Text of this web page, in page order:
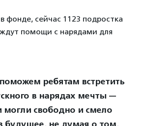
фонде, сейчас 1123 подростка
помощи с нарядами для
ребятам встретить
в нарядах мечты —
могли свободно и смело